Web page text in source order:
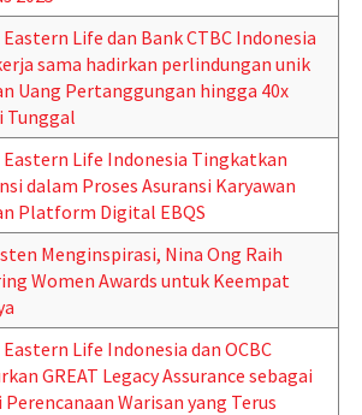
Life dan Bank CTBC Indonesia
sama hadirkan perlindungan unik
Uang Pertanggungan hingga 40x
Tunggal
Life Indonesia Tingkatkan
dalam Proses Asuransi Karyawan
Platform Digital EBQS
Menginspirasi, Nina Ong Raih
Women Awards untuk Keempat
Life Indonesia dan OCBC
GREAT Legacy Assurance sebagai
Perencanaan Warisan yang Terus